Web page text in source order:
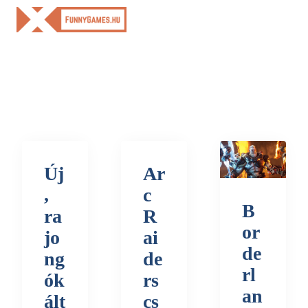
Skip
Új
,
ra
jo
ng
ók
ált
Ar
c
R
ai
de
rs
cs
B
or
de
rl
an